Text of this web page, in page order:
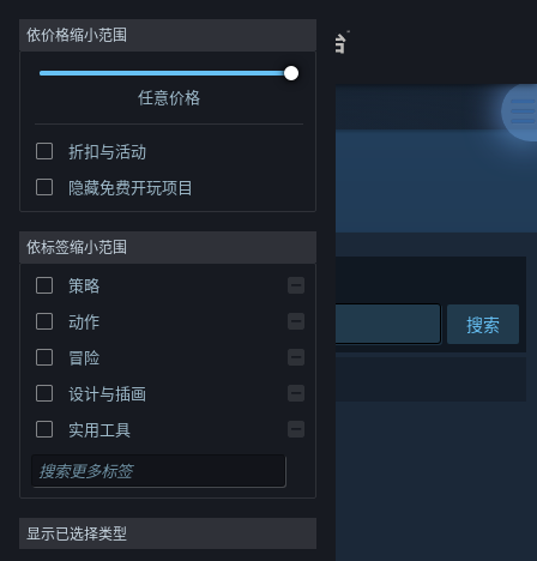
登录
关于
客服
依价格缩小范围
任意价格
折扣与活动
隐藏免费开玩项目
依标签缩小范围
策略
动作
冒险
设计与插画
实用工具
免费开玩
角色扮演
大型多人在线
显示已选择类型
发行商: 西山居游戏
排序依据 相关性
搜索
0 个匹配的搜索结果。